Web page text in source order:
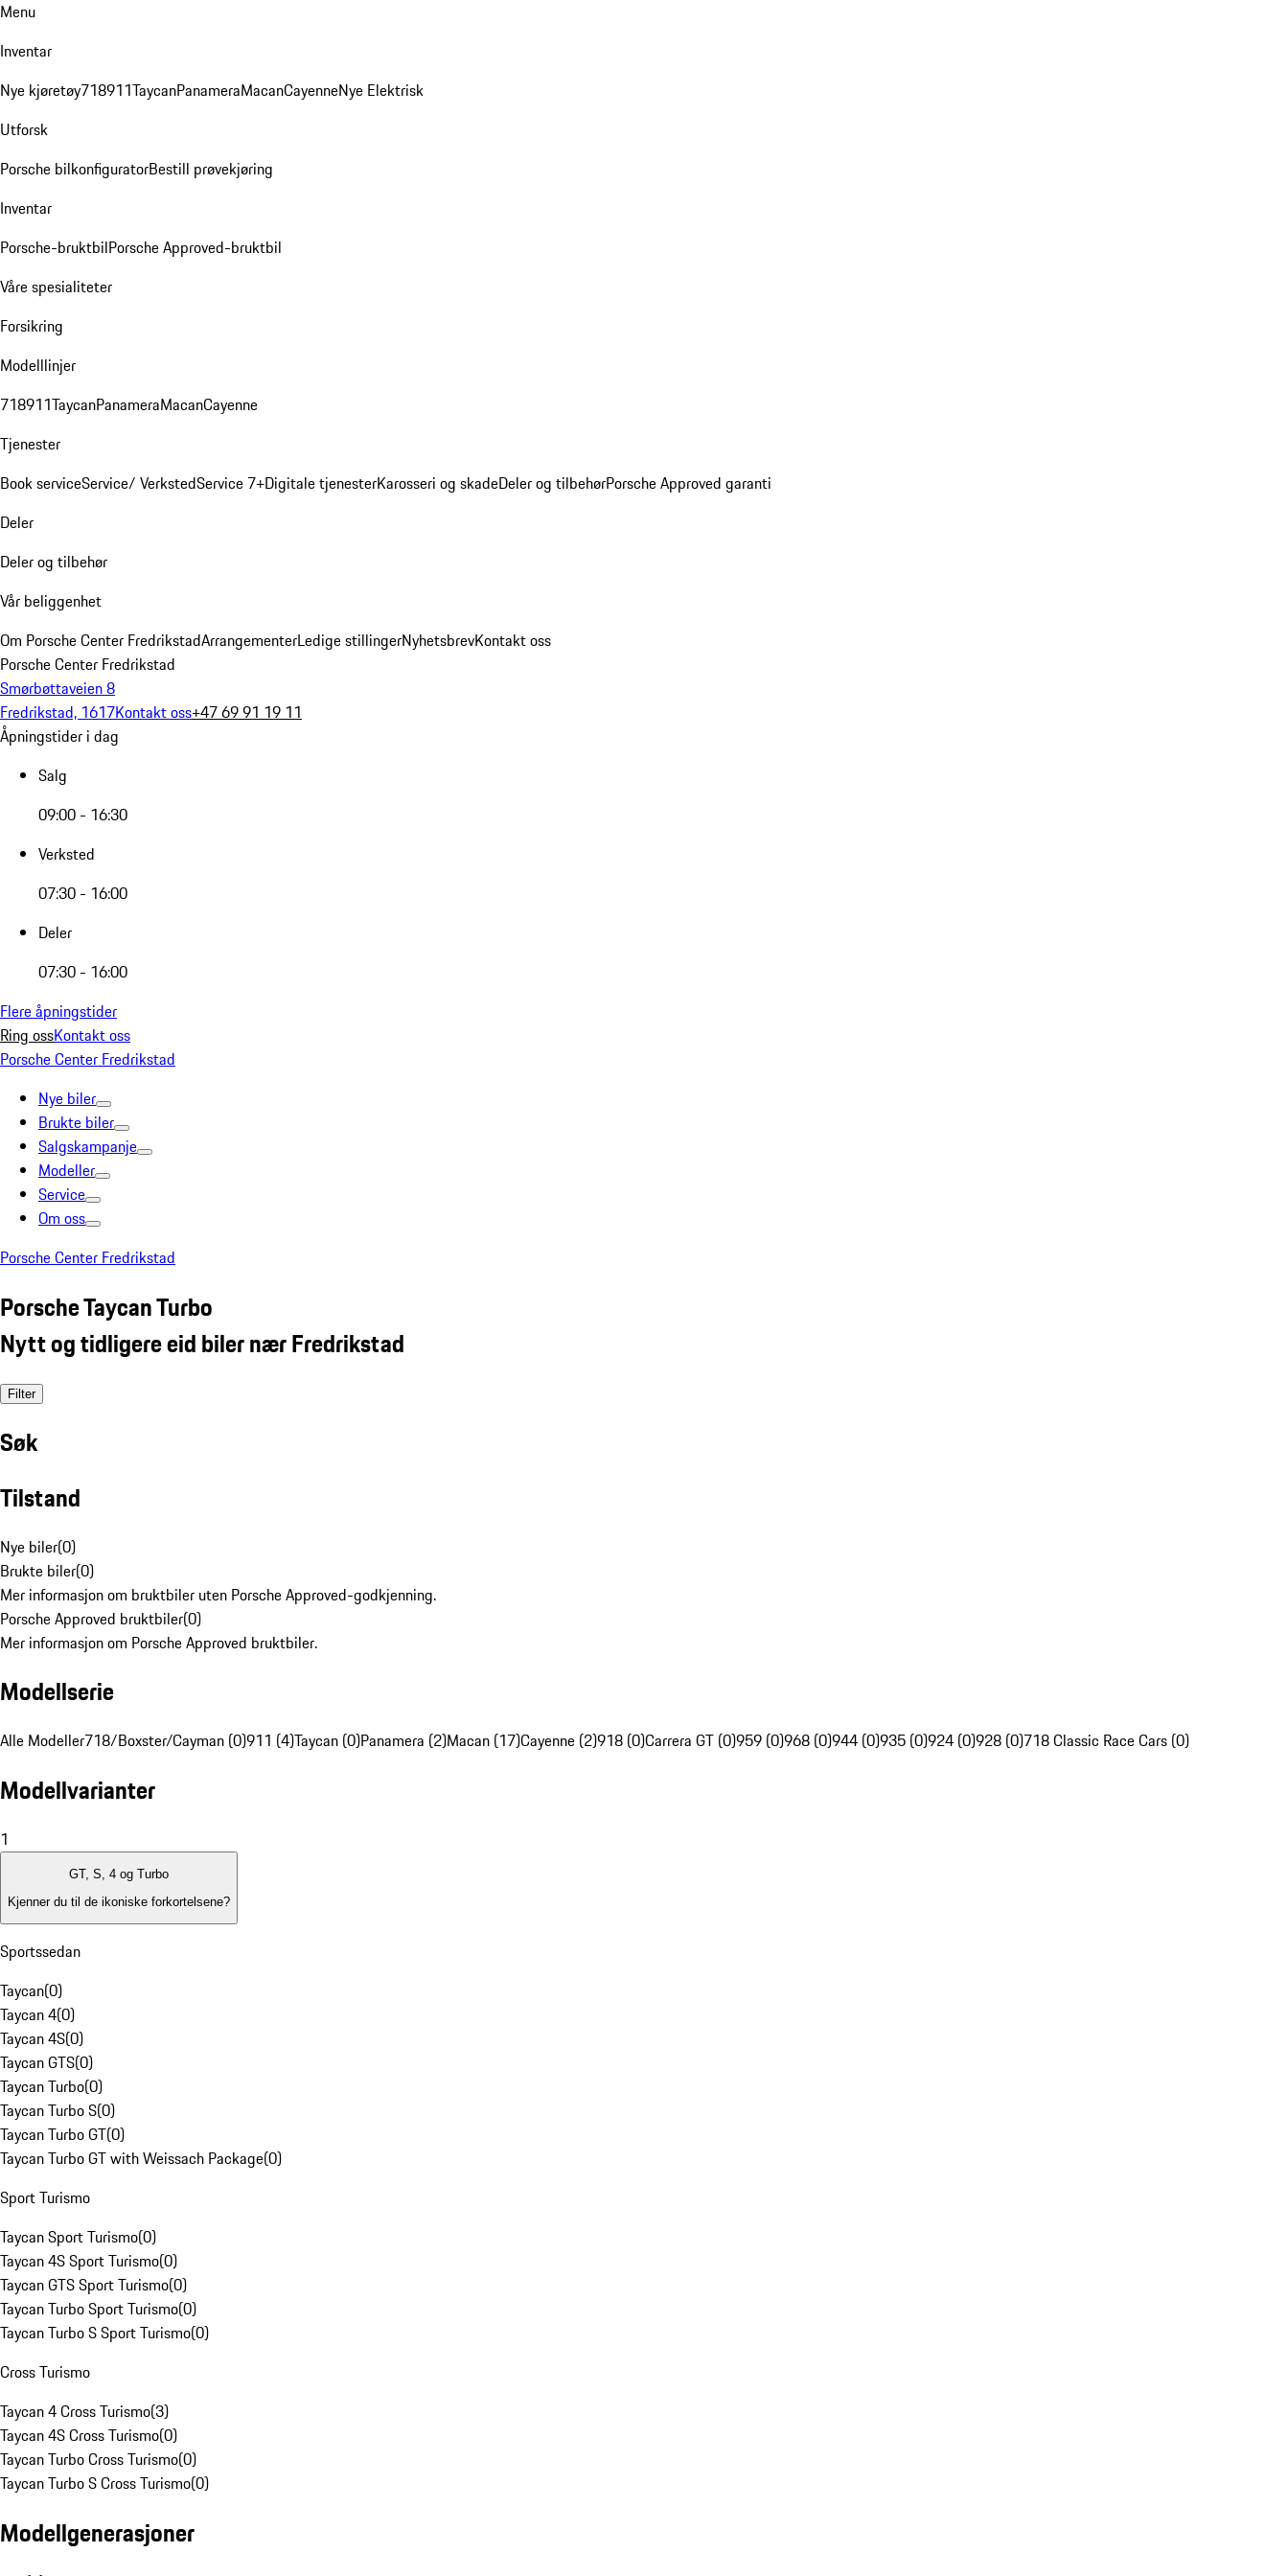
Menu
Inventar
Nye kjøretøy718911TaycanPanameraMacanCayenneNye Elektrisk
Utforsk
Porsche bilkonfiguratorBestill prøvekjøring
Inventar
Porsche-bruktbilPorsche Approved-bruktbil
Våre spesialiteter
Forsikring
Modelllinjer
718911TaycanPanameraMacanCayenne
Tjenester
Book serviceService/ VerkstedService 7+Digitale tjenesterKarosseri og skadeDeler og tilbehørPorsche Approved garanti
Deler
Deler og tilbehør
Vår beliggenhet
Om Porsche Center FredrikstadArrangementerLedige stillingerNyhetsbrevKontakt oss
Porsche Center Fredrikstad
Smørbøttaveien 8
Fredrikstad, 1617Kontakt oss+47 69 91 19 11
Åpningstider i dag
Salg
09:00 - 16:30
Verksted
07:30 - 16:00
Deler
07:30 - 16:00
Flere åpningstider
Ring ossKontakt oss
Porsche Center Fredrikstad
Nye biler
Brukte biler
Salgskampanje
Modeller
Service
Om oss
Porsche Center Fredrikstad
Porsche Taycan Turbo
Nytt og tidligere eid biler nær Fredrikstad
Filter
Søk
Tilstand
Nye biler(0)
Brukte biler(0)
Mer informasjon om bruktbiler uten Porsche Approved-godkjenning.
Porsche Approved bruktbiler(0)
Mer informasjon om Porsche Approved bruktbiler.
Modellserie
Alle Modeller718/Boxster/Cayman (0)911 (4)Taycan (0)Panamera (2)Macan (17)Cayenne (2)918 (0)Carrera GT (0)959 (0)968 (0)944 (0)935 (0)924 (0)928 (0)718 Classic Race Cars (0)
Modellvarianter
1
GT, S, 4 og Turbo
Kjenner du til de ikoniske forkortelsene?
Sportssedan
Taycan(0)
Taycan 4(0)
Taycan 4S(0)
Taycan GTS(0)
Taycan Turbo(0)
Taycan Turbo S(0)
Taycan Turbo GT(0)
Taycan Turbo GT with Weissach Package(0)
Sport Turismo
Taycan Sport Turismo(0)
Taycan 4S Sport Turismo(0)
Taycan GTS Sport Turismo(0)
Taycan Turbo Sport Turismo(0)
Taycan Turbo S Sport Turismo(0)
Cross Turismo
Taycan 4 Cross Turismo(3)
Taycan 4S Cross Turismo(0)
Taycan Turbo Cross Turismo(0)
Taycan Turbo S Cross Turismo(0)
Modellgenerasjoner